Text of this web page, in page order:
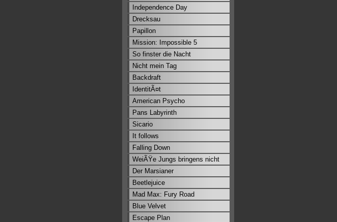
Independence Day
Drecksau
Papillon
Mission: Impossible 5
So finster die Nacht
Nicht mein Tag
Backdraft
IdentitÃ¤t
American Psycho
Pans Labyrinth
Sicario
It follows
Falling Down
WeiÃŸe Jungs bringens nicht
Der Marsianer
Beetlejuice
Mad Max: Fury Road
Blue Velvet
Escape Plan